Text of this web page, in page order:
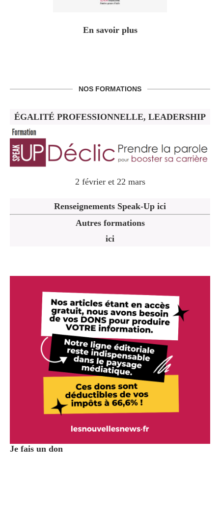
En savoir plus
NOS FORMATIONS
ÉGALITÉ PROFESSIONNELLE, LEADERSHIP
2 février et 22 mars
Renseignements Speak-Up ici
Autres formations
ici
Je fais un don